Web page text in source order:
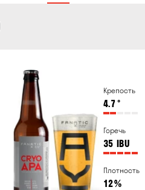
Крепость
4.7°
Горечь
35 IBU
Плотность
12%